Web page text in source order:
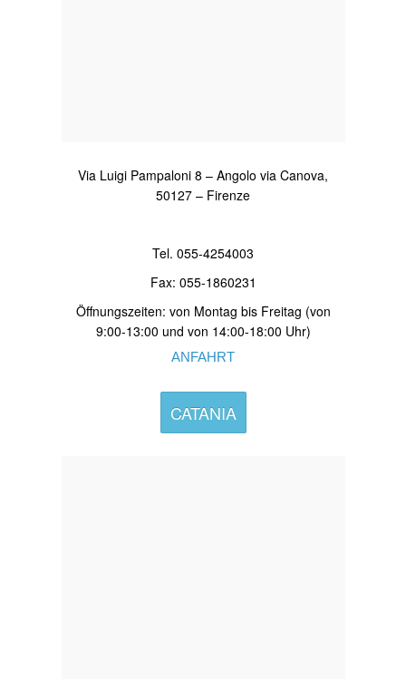
Via Luigi Pampaloni 8 – Angolo via Canova,
50127 – Firenze
Tel. 055-4254003
Fax: 055-1860231
Öffnungszeiten: von Montag bis Freitag (von
9:00-13:00 und von 14:00-18:00 Uhr)
ANFAHRT
CATANIA